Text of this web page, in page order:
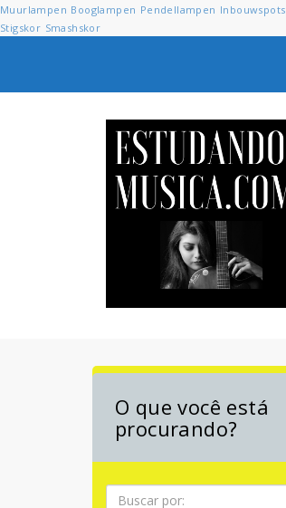
Muurlampen Booglampen Pendellampen Inbouwspots
Stigskor Smashskor
O que você está
procurando?
Pesquisa